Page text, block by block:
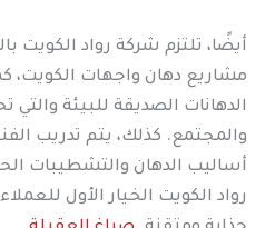
أيضًا، تلتزم شركة رواد الكويت
مشاريع دهان واجهات الكويت،
الدهانات الصديقة للبيئة
والمجتمع. كذلك، يتم تدريب
أساليب الدهان والتشطيبات
رواد الكويت الخيار الأول